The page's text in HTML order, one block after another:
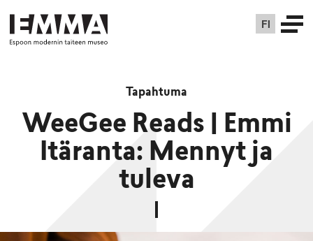
FI
Tapahtuma
WeeGee Reads | Emmi
Itäranta: Mennyt ja
tuleva